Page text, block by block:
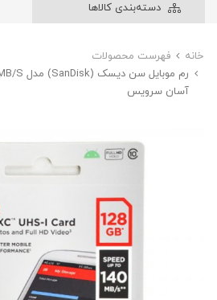
دسته‌بندی کالاها
خانه
فهرست محصولات
آسان سرویس